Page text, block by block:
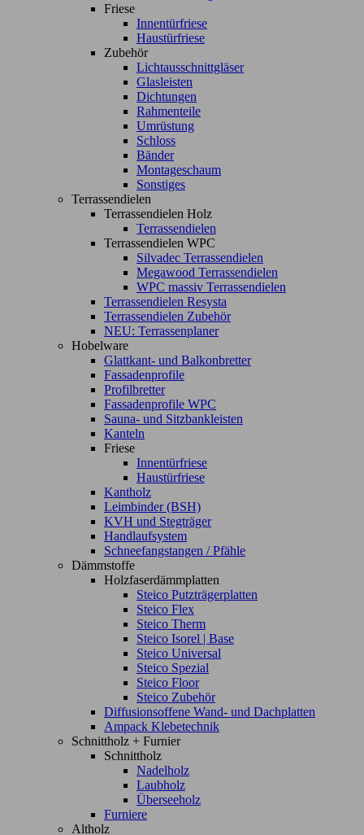
Friese
Innentürfriese
Haustürfriese
Zubehör
Lichtausschnittgläser
Glasleisten
Dichtungen
Rahmenteile
Umrüstung
Schloss
Bänder
Montageschaum
Sonstiges
Terrassendielen
Terrassendielen Holz
Terrassendielen
Terrassendielen WPC
Silvadec Terrassendielen
Megawood Terrassendielen
WPC massiv Terrassendielen
Terrassendielen Resysta
Terrassendielen Zubehör
NEU: Terrassenplaner
Hobelware
Glattkant- und Balkonbretter
Fassadenprofile
Profilbretter
Fassadenprofile WPC
Sauna- und Sitzbankleisten
Kanteln
Friese
Innentürfriese
Haustürfriese
Kantholz
Leimbinder (BSH)
KVH und Stegträger
Handlaufsystem
Schneefangstangen / Pfähle
Dämmstoffe
Holzfaserdämmplatten
Steico Putzträgerplatten
Steico Flex
Steico Therm
Steico Isorel | Base
Steico Universal
Steico Spezial
Steico Floor
Steico Zubehör
Diffusionsoffene Wand- und Dachplatten
Ampack Klebetechnik
Schnittholz + Furnier
Schnittholz
Nadelholz
Laubholz
Überseeholz
Furniere
Altholz